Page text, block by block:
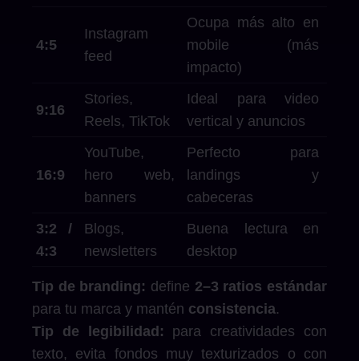
4:5
Instagram
feed
Ocupa más alto en
mobile (más
impacto)
9:16
Stories,
Reels, TikTok
Ideal para video
vertical y anuncios
16:9
YouTube,
hero web,
banners
Perfecto para
landings y
cabeceras
3:2 /
4:3
Blogs,
newsletters
Buena lectura en
desktop
Tip de branding: define 2–3 ratios estándar
para tu marca y mantén consistencia.
Tip de legibilidad: para creatividades con
texto, evita fondos muy texturizados o con